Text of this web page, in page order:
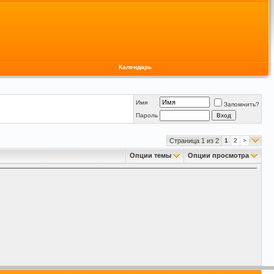
Календарь
Имя
Запомнить?
Пароль
Страница 1 из 2 1 2 >
Опции темы Опции просмотра